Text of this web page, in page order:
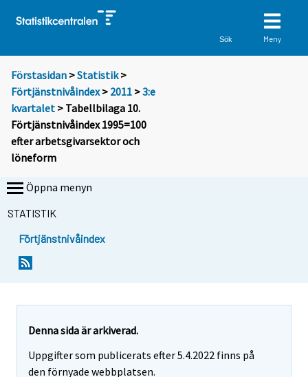
Sök Meny
Förstasidan >Statistik >
Förtjänstnivåindex> 2011 >3:e
kvartalet > Tabellbilaga 10.
Förtjänstnivåindex 1995=100
efter arbetsgivarsektor och
löneform
Öppna menyn
STATISTIK
Förtjänstnivåindex
Denna sida är arkiverad.
Uppgifter som publicerats efter 5.4.2022 finns på
den förnyade webbplatsen.